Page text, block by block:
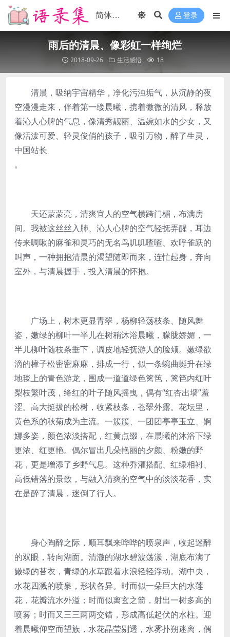
登录
雨后的清晨、像彩虹一样绚烂
2018-09-26 生活感悟 18
清晨，吸纳宇宙精华，净化污浊垢气，从沉静的夜
空漫漫走来，伴着第一缕晨曦，携着微微的清风，释放
着沁人心脾的气息，像清秀靓丽、温婉如水的少女，又
像活泼可爱、轻灵俊俏的孩子，吸引万物，醉了生灵，
中国站长
。
天还蒙蒙亮，清爽宜人的空气横跨门楣，布满房
间。我被这丝丝入肺、沁人心脾的空气轻抚弄醒，耳边
传来啁啾的麻雀和灵巧的无名鸟叽叽喳喳、欢呼雀跃的
叫声，一种拥抱清晨的渴望随即而来，连忙起身，奔向
室外，与清晨握手，投入清晨的怀抱。
广场上，树木更显青翠，杨柳轻荡枝条、随风舞
姿，嫩绿的柳叶一半儿在树稍沐浴晨曦，朦胧娇媚，一
半儿柳叶随枝条垂下，调皮地轻抚游人的脸颊。嫩绿欲
滴的樟子松密密麻麻，排成一行，似一条蜿曲蜒升在绿
地毯上的青色游龙，围成一道道绿色篱笆，篱笆内红叶
梨枝繁叶茂，绛红的叶子随风摇曳，偶有“红杏出墙”羞
涩。高大挺拔的松树，收紧枝条，苍翠外露。花坛里，
黄色系的秋菊成为主流。一簇簇、一团团亭亭玉立、婀
娜多姿，颜色浓淡搭配，红黄点缀，在晨曦的沐浴下绿
更浓、红更艳。偶尔冒出几朵艳丽的夕颜、粉嫩的野
花，更是增添了乡野气息。这种乔灌搭配、红绿相衬、
高低错落的景致，与融入清爽的空气中的淡淡花香，实
在是醉了清晨，迷倒了行人。
身心陶醉之际，顺耳飘来哗哗的喷泉声，收起迷醉
的双眼，转向湖面。清澈的湖水碧波荡漾，湖底布满了
嫩绿的苔衣，青绿的水草跟着水浪轻轻浮动。湖中央，
水花四溅的喷泉，形状各异。时而似一朵巨大的水莲
花，花瓣流水外溢；时而似离玄之箭，射出一树多高的
喷雾；时而又三三两两交错，形成高低起伏的水柱。迎
着晨曦仰空而望族，水花晶莹剔透，水雾扑朔迷离，偶